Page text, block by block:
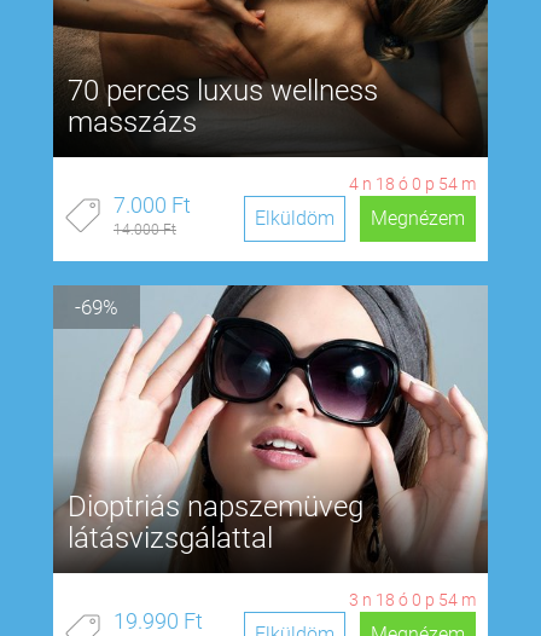
70 perces luxus wellness
masszázs
4 n 18 ó0 p 53 m
7.000 Ft
14.000 Ft Megnézem
Elküldöm
-69%
Dioptriás napszemüveg
látásvizsgálattal
3 n 18 ó0 p 53 m
19.990 Ft